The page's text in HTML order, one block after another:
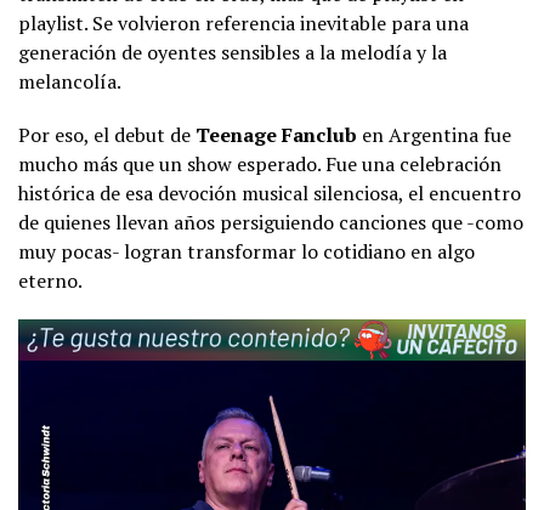
playlist. Se volvieron referencia inevitable para una
generación de oyentes sensibles a la melodía y la
melancolía.
Por eso, el debut de Teenage Fanclub en Argentina fue
mucho más que un show esperado. Fue una celebración
histórica de esa devoción musical silenciosa, el encuentro
de quienes llevan años persiguiendo canciones que -como
muy pocas- logran transformar lo cotidiano en algo
eterno.